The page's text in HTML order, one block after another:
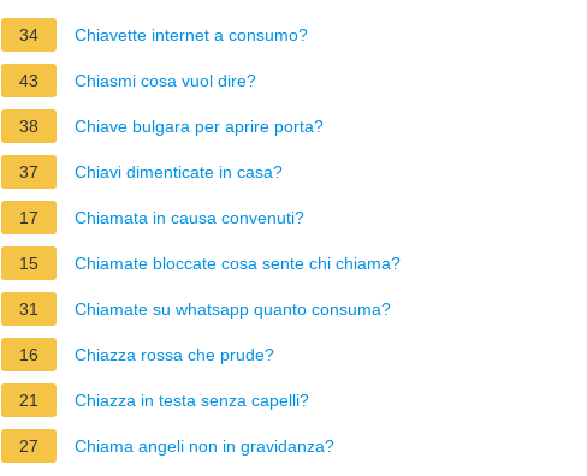
34 Chiavette internet a consumo?
43 Chiasmi cosa vuol dire?
38 Chiave bulgara per aprire porta?
37 Chiavi dimenticate in casa?
17 Chiamata in causa convenuti?
15 Chiamate bloccate cosa sente chi chiama?
31 Chiamate su whatsapp quanto consuma?
16 Chiazza rossa che prude?
21 Chiazza in testa senza capelli?
27 Chiama angeli non in gravidanza?